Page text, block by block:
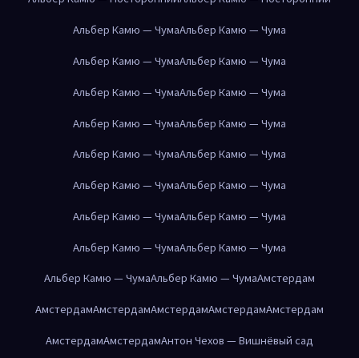
Альбер Камю — ЧумаАльбер Камю — Чума
Альбер Камю — ЧумаАльбер Камю — Чума
Альбер Камю — ЧумаАльбер Камю — Чума
Альбер Камю — ЧумаАльбер Камю — Чума
Альбер Камю — ЧумаАльбер Камю — Чума
Альбер Камю — ЧумаАльбер Камю — Чума
Альбер Камю — ЧумаАльбер Камю — Чума
Альбер Камю — ЧумаАльбер Камю — Чума
Альбер Камю — ЧумаАльбер Камю — ЧумаАмстердам
АмстердамАмстердамАмстердамАмстердамАмстердам
АмстердамАмстердамАнтон Чехов — Вишнёвый сад